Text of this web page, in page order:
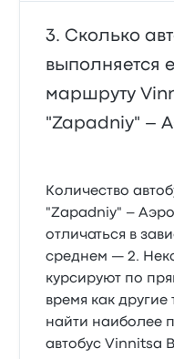
Сколько
выполняется
маршруту
"Zapadniy" –
Количество
"Zapadniy" –
отличаться в
среднем — 2.
курсируют по
время как
найти наиболее
автобус Vinnitsa